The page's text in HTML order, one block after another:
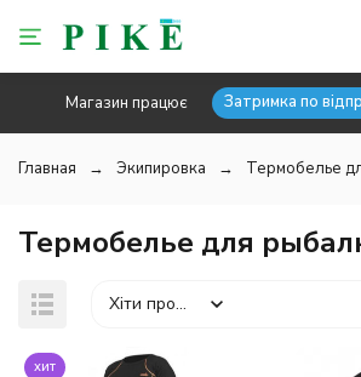
Магазин працює Затримка по
Главная Экипировка Термобелье
Термобелье для
Хіти продажів
хит